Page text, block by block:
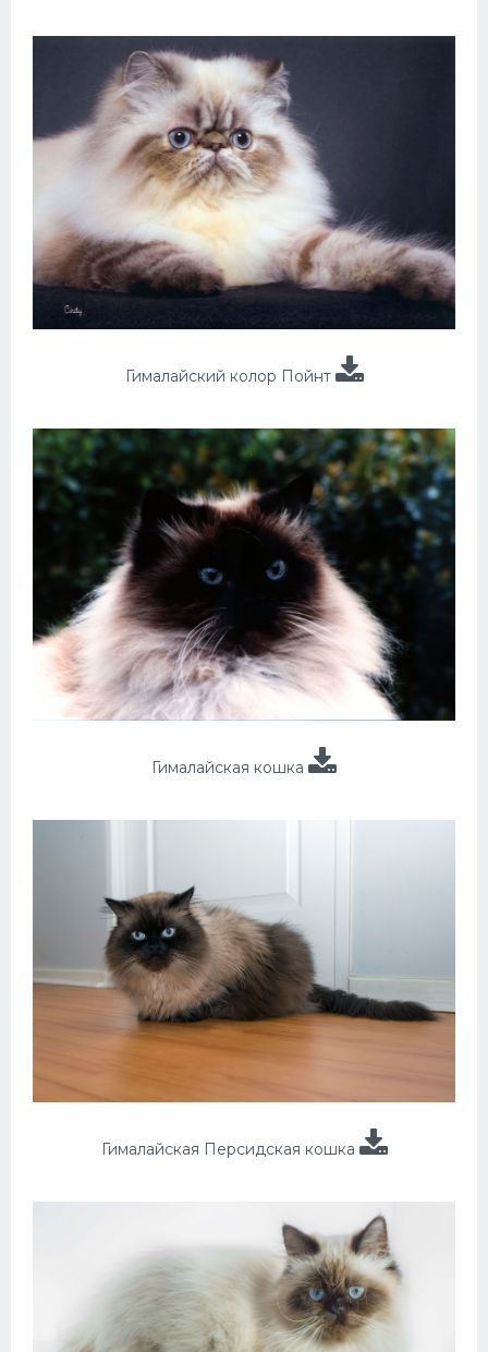
Гималайский колор Пойнт
Гималайская кошка
Гималайская Персидская кошка